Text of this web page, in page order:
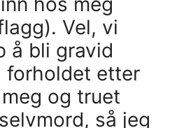
Vel, vi
å bli gravid
forholdet etter
og truet
så jeg